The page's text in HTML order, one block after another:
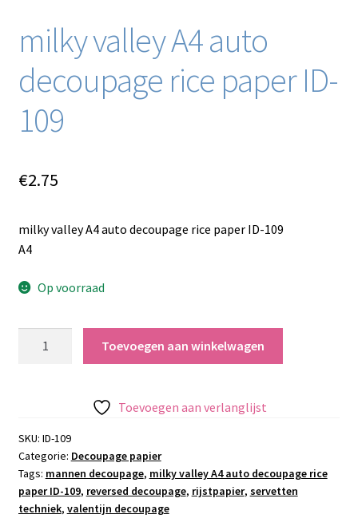
milky valley A4 auto
decoupage rice paper ID-
109
€2.75
milky valley A4 auto decoupage rice paper ID-109
A4
Op voorraad
rice
paper
ID-
109
aantal
Toevoegen aan winkelwagen
Toevoegen aan verlanglijst
SKU: ID-109
Categorie: Decoupage papier
Tags: mannen decoupage, milky valley A4 auto decoupage rice
paper ID-109, reversed decoupage, rijstpapier, servetten
techniek, valentijn decoupage